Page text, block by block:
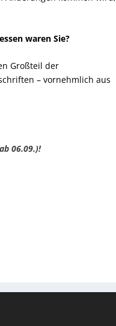
waren Sie?
Großteil der
– vornehmlich aus
06.09.)!